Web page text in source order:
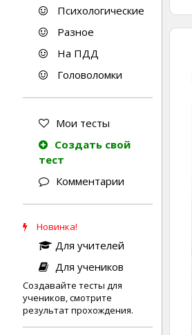
Психологические
Разное
На ПДД
Головоломки
Мои тесты
Создать свой
тест
Комментарии
Новинка!
Для учителей
Для учеников
Создавайте тесты для
учеников, смотрите
результат прохождения.